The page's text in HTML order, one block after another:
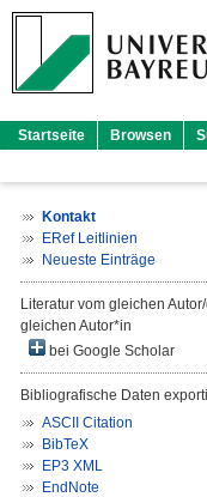
Startseite Browsen
Kontakt
ERef Leitlinien
Neueste Einträge
Literatur vom gleichen
gleichen Autor*in
bei Google Scholar
Bibliografische Daten
ASCII Citation
BibTeX
EP3 XML
EndNote